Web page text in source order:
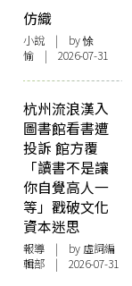
仿織
小說 | by 悇
愉 | 2026-07-31
杭州流浪漢入
圖書館看書遭
投訴 館方覆
「讀書不是讓
你自覺高人一
等」戳破文化
資本迷思
報導 | by 虛詞編
輯部 | 2026-07-31